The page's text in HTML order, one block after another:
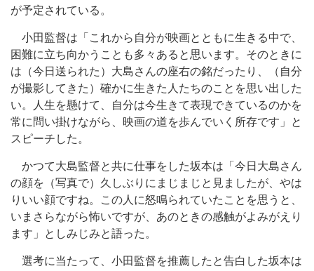
が予定されている。
小田監督は「これから自分が映画とともに生きる中で、
困難に立ち向かうことも多々あると思います。そのときに
は（今日送られた）大島さんの座右の銘だったり、（自分
が撮影してきた）確かに生きた人たちのことを思い出した
い。人生を懸けて、自分は今生きて表現できているのかを
常に問い掛けながら、映画の道を歩んでいく所存です」と
スピーチした。
かつて大島監督と共に仕事をした坂本は「今日大島さん
の顔を（写真で）久しぶりにまじまじと見ましたが、やは
りいい顔ですね。この人に怒鳴られていたことを思うと、
いまさらながら怖いですが、あのときの感触がよみがえり
ます」としみじみと語った。
選考に当たって、小田監督を推薦したと告白した坂本は